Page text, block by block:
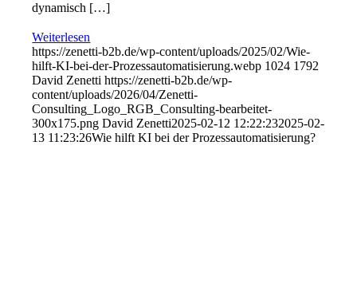
dynamisch […]
Weiterlesen
https://zenetti-b2b.de/wp-content/uploads/2025/02/Wie-
hilft-KI-bei-der-Prozessautomatisierung.webp 1024 1792
David Zenetti https://zenetti-b2b.de/wp-
content/uploads/2026/04/Zenetti-
Consulting_Logo_RGB_Consulting-bearbeitet-
300x175.png David Zenetti2025-02-12 12:22:232025-02-
13 11:23:26Wie hilft KI bei der Prozessautomatisierung?